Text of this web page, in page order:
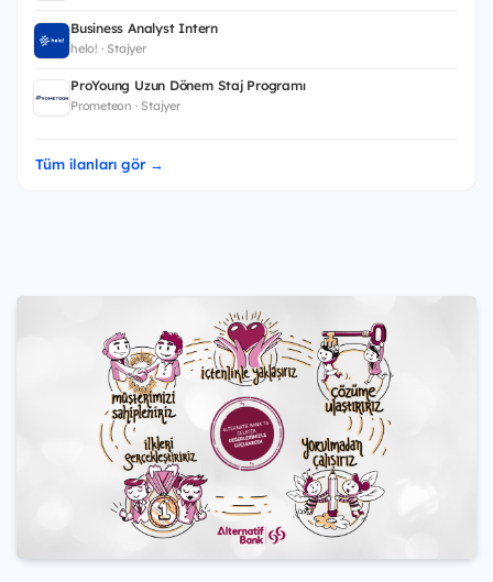
Business Analyst Intern
helo! · Stajyer
ProYoung Uzun Dönem Staj Programı
Prometeon · Stajyer
Tüm ilanları gör →